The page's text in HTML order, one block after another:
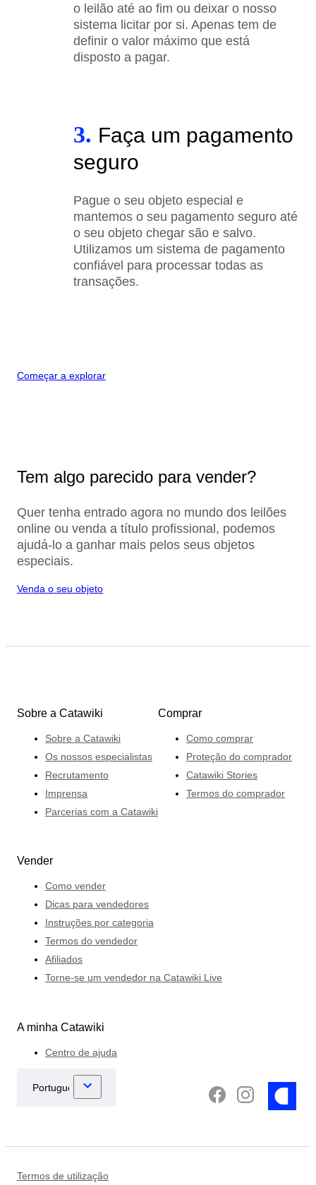
o leilão até ao fim ou deixar o nosso
sistema licitar por si. Apenas tem de
definir o valor máximo que está
disposto a pagar.
3. Faça um pagamento
seguro
Pague o seu objeto especial e
mantemos o seu pagamento seguro até
o seu objeto chegar são e salvo.
Utilizamos um sistema de pagamento
confiável para processar todas as
transações.
Começar a explorar
Tem algo parecido para vender?
Quer tenha entrado agora no mundo dos leilões
online ou venda a título profissional, podemos
ajudá-lo a ganhar mais pelos seus objetos
especiais.
Venda o seu objeto
Sobre a Catawiki
Sobre a Catawiki
Os nossos especialistas
Recrutamento
Imprensa
Parcerias com a Catawiki
Comprar
Como comprar
Proteção do comprador
Catawiki Stories
Termos do comprador
Vender
Como vender
Dicas para vendedores
Instruções por categoria
Termos do vendedor
Afiliados
Torne-se um vendedor na Catawiki Live
A minha Catawiki
Centro de ajuda
Termos de utilização